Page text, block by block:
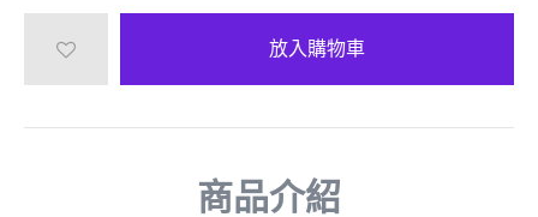
放入購物車
商品介紹